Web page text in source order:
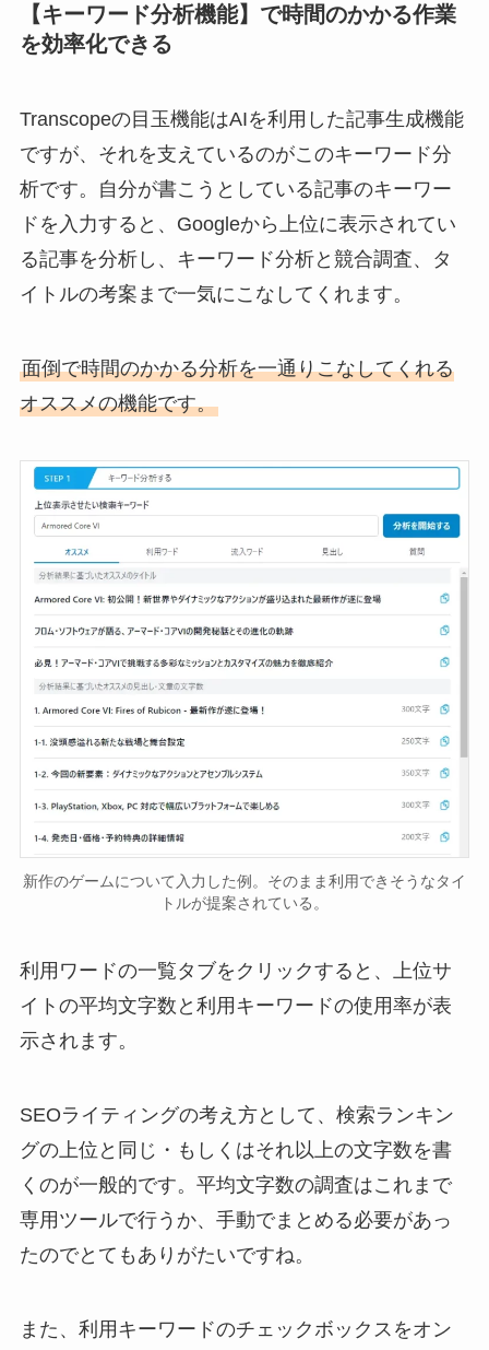
【キーワード分析機能】で時間のかかる作業
を効率化できる
Transcopeの目玉機能はAIを利用した記事生成機能
ですが、それを支えているのがこのキーワード分
析です。自分が書こうとしている記事のキーワー
ドを入力すると、Googleから上位に表示されてい
る記事を分析し、キーワード分析と競合調査、タ
イトルの考案まで一気にこなしてくれます。
面倒で時間のかかる分析を一通りこなしてくれる
オススメの機能です。
新作のゲームについて入力した例。そのまま利用できそうなタイ
トルが提案されている。
利用ワードの一覧タブをクリックすると、上位サ
イトの平均文字数と利用キーワードの使用率が表
示されます。
SEOライティングの考え方として、検索ランキン
グの上位と同じ・もしくはそれ以上の文字数を書
くのが一般的です。平均文字数の調査はこれまで
専用ツールで行うか、手動でまとめる必要があっ
たのでとてもありがたいですね。
また、利用キーワードのチェックボックスをオン